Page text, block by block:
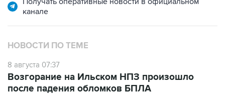
канале
НОВОСТИ ПО ТЕМЕ
8 августа 07:37
Возгорание на Ильском НПЗ произошло
после падения обломков БПЛА